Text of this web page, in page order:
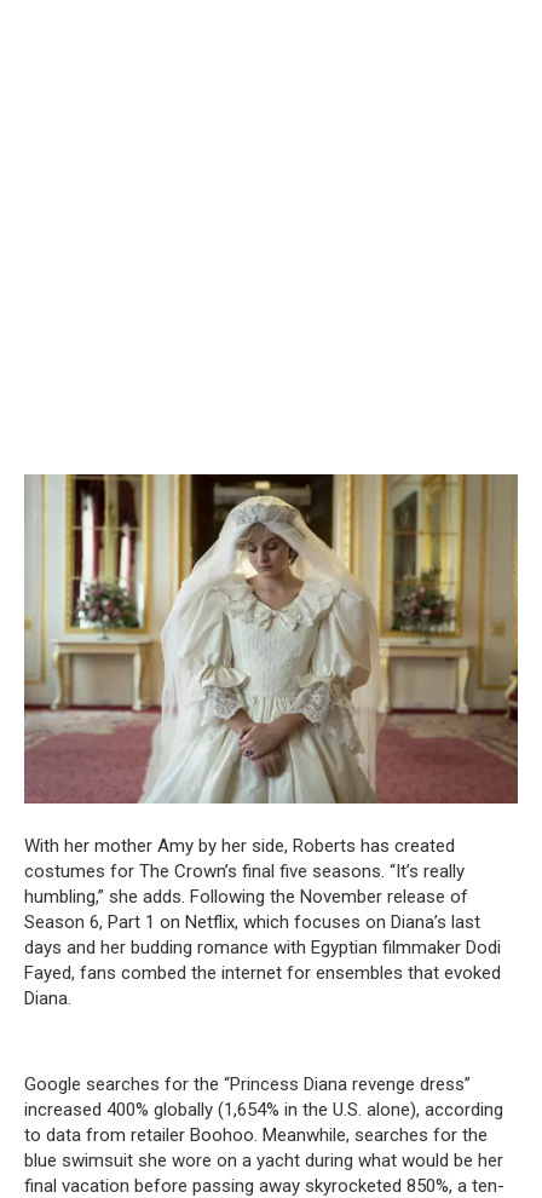
With her mother Amy by her side, Roberts has created
costumes for The Crown’s final five seasons. “It’s really
humbling,” she adds. Following the November release of
Season 6, Part 1 on Netflix, which focuses on Diana’s last
days and her budding romance with Egyptian filmmaker Dodi
Fayed, fans combed the internet for ensembles that evoked
Diana.
Google searches for the “Princess Diana revenge dress”
increased 400% globally (1,654% in the U.S. alone), according
to data from retailer Boohoo. Meanwhile, searches for the
blue swimsuit she wore on a yacht during what would be her
final vacation before passing away skyrocketed 850%, a ten-